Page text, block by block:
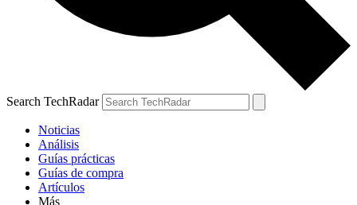
Search TechRadar
Noticias
Análisis
Guías prácticas
Guías de compra
Artículos
Más